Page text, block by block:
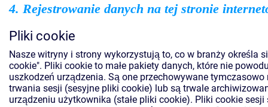
4. Rejestrowanie danych na tej stronie
Pliki cookie
Nasze witryny i strony wykorzystują to, co w branży określa
cookie". Pliki cookie to małe pakiety danych, które nie
uszkodzeń urządzenia. Są one przechowywane tymczasowo
trwania sesji (sesyjne pliki cookie) lub są trwale
urządzeniu użytkownika (stałe pliki cookie). Pliki cookie sesji